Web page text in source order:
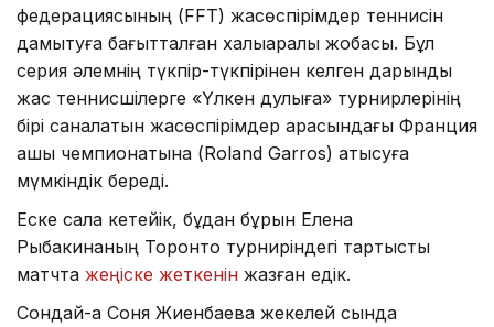
федерациясының (FFT) жасөспірімдер теннисін
дамытуға бағытталған халықаралық жобасы. Бұл
серия әлемнің түкпір-түкпірінен келген дарынды
жас теннисшілерге «Үлкен дулыға» турнирлерінің
бірі саналатын жасөспірімдер арасындағы Франция
ашық чемпионатына (Roland Garros) қатысуға
мүмкіндік береді.
Еске сала кетейік, бұдан бұрын Елена
Рыбакинаның Торонто турниріндегі тартысты
матчта жеңіске жеткенін жазған едік.
Сондай-ақ Соня Жиенбаева жекелей сында